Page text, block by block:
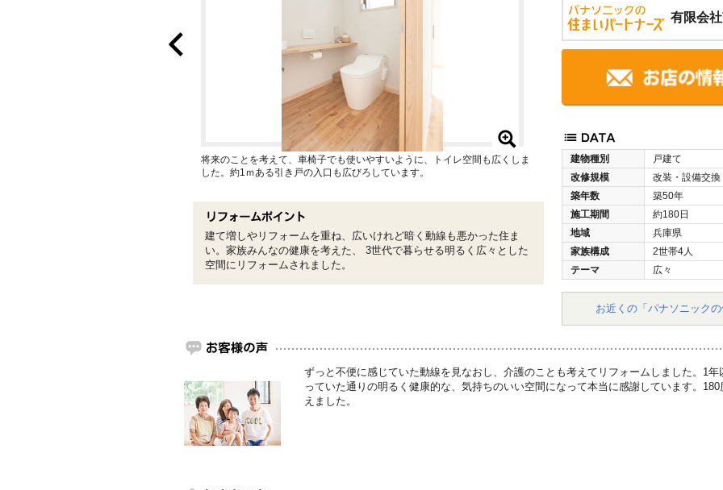
有限会
建物種別
戸建て
改修規模
改装・設備交換
築年数
築50年
施工期間
約180日
地域
兵庫県
家族構成
2世帯4人
テーマ
広々
お近くの「パナソニック
将来のことを考えて、車椅子でも使いやすいように、トイレ空間も広くしま
した。約1ｍある引き戸の入口も広びろしています。
建て増しやリフォームを重ね、広いけれど暗く動線も悪かった住ま
い。家族みんなの健康を考えた、 3世代で暮らせる明るく広々とした
空間にリフォームされました。
ずっと不便に感じていた動線を見なおし、介護のことも考えてリフォームしました。1
っていた通りの明るく健康的な、気持ちのいい空間になって本当に感謝しています。
えました。